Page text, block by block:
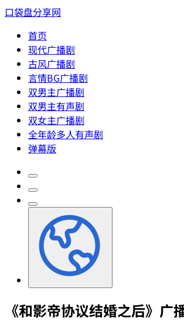
口袋盘分享网
首页
现代广播剧
古风广播剧
言情BG广播剧
双男主广播剧
双男主有声剧
双女主广播剧
全年龄多人有声剧
弹幕版
《和影帝协议结婚之后》